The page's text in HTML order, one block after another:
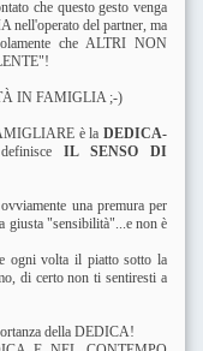
che questo gesto venga
nell'operato del partner, ma
che ALTRI NON
IN FAMIGLIA ;-)
è la DEDICA-
IL SENSO DI
una premura per
giusta "sensibilità"...e non è
ogni volta il piatto sotto la
di certo non ti sentiresti a
della DEDICA!